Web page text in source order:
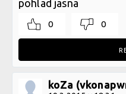
pohlad jasna
0 0
koZa